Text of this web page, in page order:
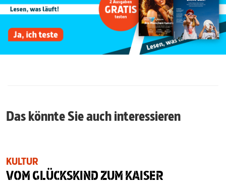
Das könnte Sie auch interessieren
KULTUR
VOM GLÜCKSKIND ZUM KAISER